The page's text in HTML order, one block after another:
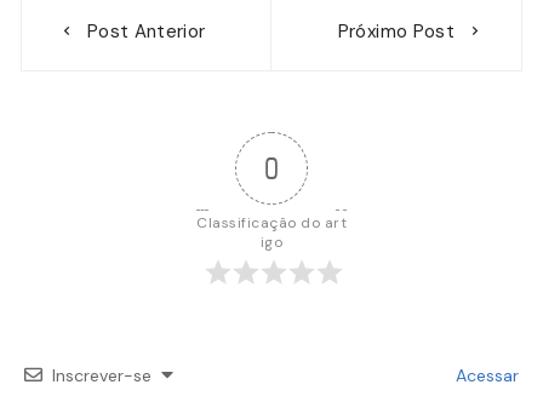
Post Anterior Próximo Post
0
Classificação do art
igo
Inscrever-se Acessar